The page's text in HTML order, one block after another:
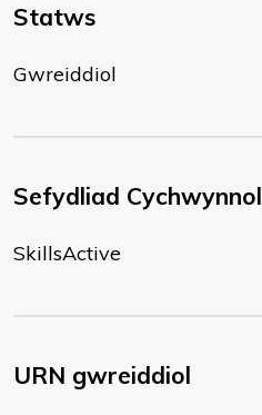
Statws
Gwreiddiol
Sefydliad Cychwynnol
SkillsActive
URN gwreiddiol